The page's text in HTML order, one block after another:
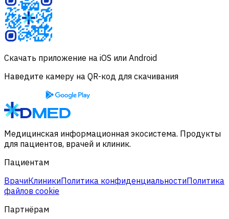
Скачать приложение на iOS или Android
Наведите камеру на QR-код для скачивания
Медицинская информационная экосистема. Продукты
для пациентов, врачей и клиник.
Пациентам
ВрачиКлиникиПолитика конфиденциальностиПолитика
файлов cookie
Партнёрам